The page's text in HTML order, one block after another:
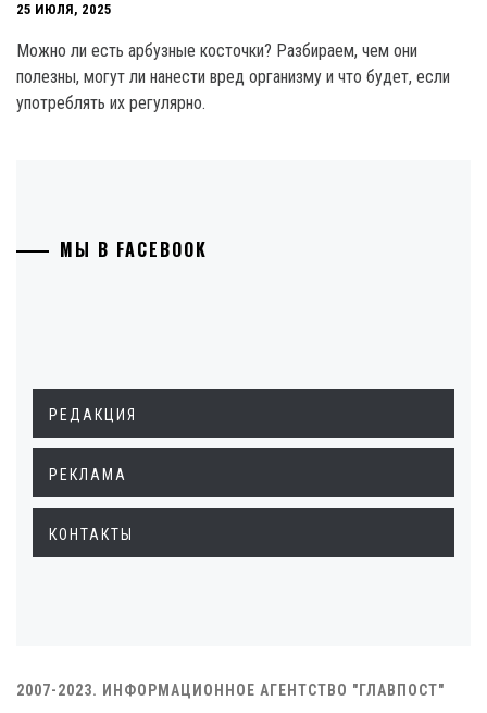
25 ИЮЛЯ, 2025
Можно ли есть арбузные косточки? Разбираем, чем они
полезны, могут ли нанести вред организму и что будет, если
употреблять их регулярно.
МЫ В FACEBOOK
РЕДАКЦИЯ
РЕКЛАМА
КОНТАКТЫ
2007-2023. ИНФОРМАЦИОННОЕ АГЕНТСТВО "ГЛАВПОСТ"